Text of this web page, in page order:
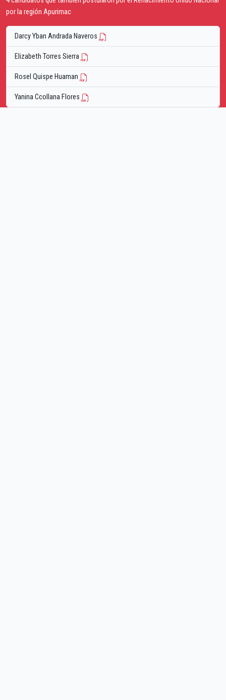
por la región Apurimac
Darcy Yban Andrada Naveros
Elizabeth Torres Sierra
Rosel Quispe Huaman
Yanina Ccollana Flores